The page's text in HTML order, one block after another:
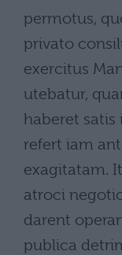
permotus,
privato
exercitus
utebatur,
haberet satis
refert iam
exagitatam.
atroci
darent
publica